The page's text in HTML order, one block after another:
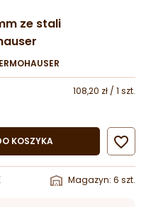
ze stali
108,20 zł / 1 szt.
KOSZYKA 
Magazyn: 6 szt.